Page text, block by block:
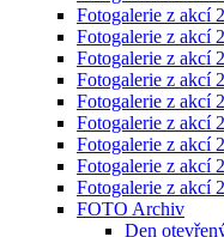
Fotogalerie z akcí
Fotogalerie z akcí
Fotogalerie z akcí
Fotogalerie z akcí
Fotogalerie z akcí
Fotogalerie z akcí
Fotogalerie z akcí
Fotogalerie z akcí
Fotogalerie z akcí
FOTO Archiv
Den